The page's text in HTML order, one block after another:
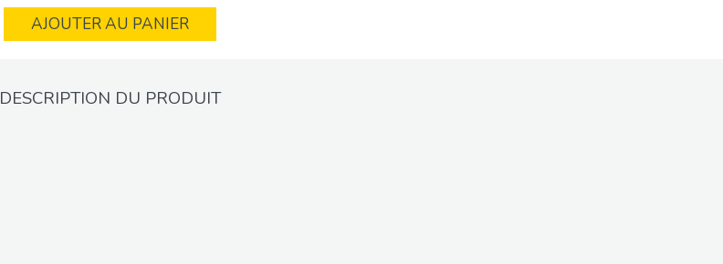
AJOUTER AU PANIER
DESCRIPTION DU PRODUIT